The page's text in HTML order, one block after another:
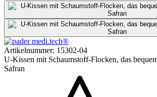
Artikelnummer: 15302-04
U-Kissen mit Schaumstoff-Flocken, das
Safran